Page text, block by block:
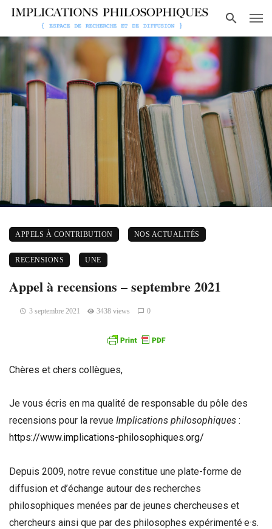
APPELS À CONTRIBUTION NOS ACTUALITÉS
RECENSIONS UNE
Appel à recensions – septembre 2021
3 septembre 2021 3438 views 0
Chères et chers collègues,
Je vous écris en ma qualité de responsable du pôle des
recensions pour la revue Implications philosophiques :
https://www.implications-philosophiques.org/
Depuis 2009, notre revue constitue une plate-forme de
diffusion et d’échange autour des recherches
philosophiques menées par de jeunes chercheuses et
chercheurs ainsi que par des philosophes expérimenté·e·s.